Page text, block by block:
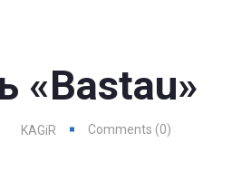
«Bastau»
KAGiR Comments (0)